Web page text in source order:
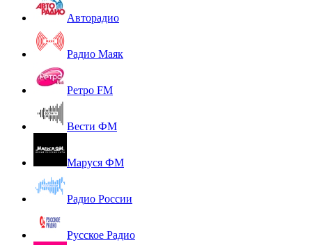
Авторадио
Радио Маяк
Ретро FM
Вести ФМ
Маруся ФМ
Радио России
Русское Радио